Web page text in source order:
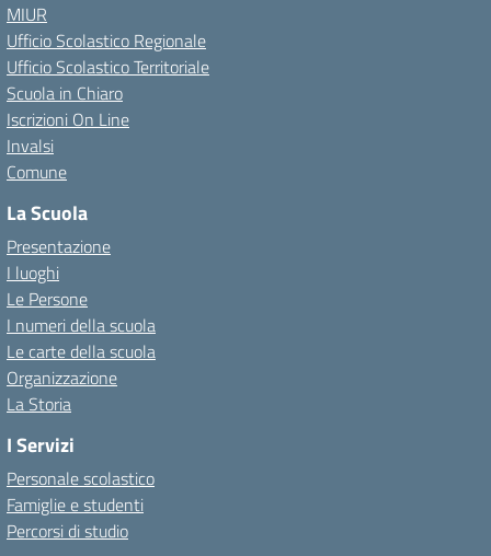
MIUR
Ufficio Scolastico Regionale
Ufficio Scolastico Territoriale
Scuola in Chiaro
Iscrizioni On Line
Invalsi
Comune
La Scuola
Presentazione
I luoghi
Le Persone
I numeri della scuola
Le carte della scuola
Organizzazione
La Storia
I Servizi
Personale scolastico
Famiglie e studenti
Percorsi di studio